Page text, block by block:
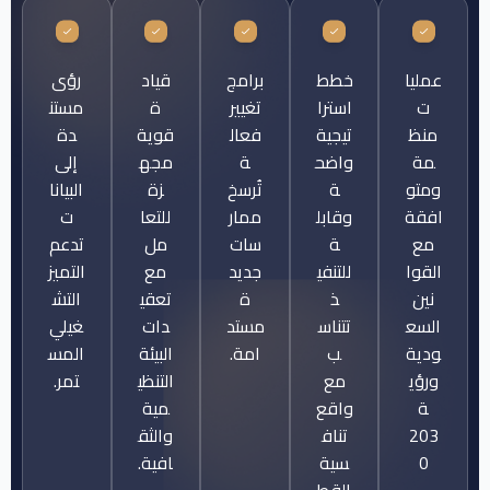
عمليا
ت
منظ
مة
ومتو
افقة
مع
القوا
نين
السع
ودية
ورؤي
ة
203
0
خطط
استرا
تيجية
واضح
ة
وقابل
ة
للتنفي
ذ
تتناس
ب
مع
واقع
تناف
سية
برامج
تغيير
فعال
ة
تُرسخ
ممار
سات
جديد
ة
مستد
امة.
قياد
ة
قوية
مجه
زة
للتعا
مل
مع
تعقي
دات
البيئة
التنظي
مية
والثق
افية.
رؤى
مستن
دة
إلى
البيانا
ت
تدعم
التميز
التش
غيلي
المس
تمر.